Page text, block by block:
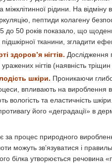
рідини. На відміну
пептиди колагену
до 50 років показало, що
тканини, згладити
здоров’я нігтів. Дослідження
уражених нігтів (наявність
шкіри. Проникаючи
впливають на вироблення
вологість та еластичність
його «деградації» в
за процес природного
можуть зв’язуватися і
білка утворюється речовина